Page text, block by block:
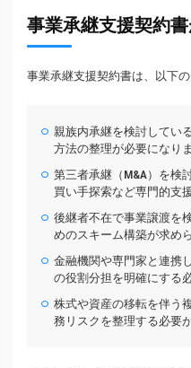
事業承継支援契約
事業承継支援契約書は、以下
親族内承継を検討してい
方法の整理が必要になりま
第三者承継（M&A）を検
買い手探索など専門的支
後継者不在で事業譲渡を
めのスキーム構築が求め
金融機関や専門家と連携
の役割分担を明確にする
株式や資産の移転を伴う
務リスクを整理する必要